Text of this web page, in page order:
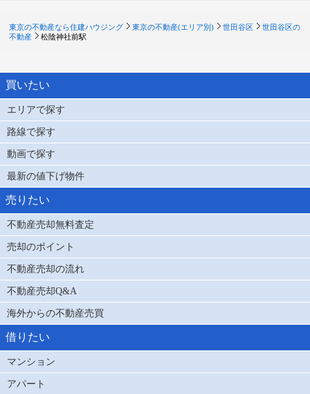
東京の不動産なら住建ハウジング 東京の不動産(エリア別) 世田谷区
世田谷区の
不動産
松陰神社前駅
買いたい
エリアで探す
路線で探す
動画で探す
最新の値下げ物件
売りたい
不動産売却無料査定
売却のポイント
不動産売却の流れ
不動産売却Q&A
海外からの不動産売買
借りたい
マンション
アパート